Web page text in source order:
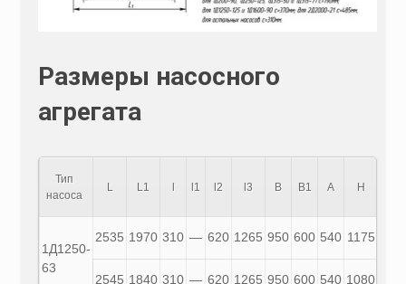
Размеры насосного
агрегата
Тип
насоса
L L1 l1 l2 l3 B B1 A H
1Д1250-
63
2535 1970 310 — 620 1265 950 600 540 1175
2545 1840 310 — 620 1265 950 600 540 1080